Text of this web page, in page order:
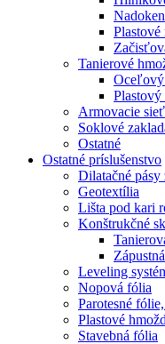
Plastové
Tanierové
Oceľový
Plastový
Armovacie
Soklové
Ostatné
Ostatné príslušenstvo
Dilatačné pásy
Geotextília
Lišta pod kari
Konštrukčné
Leveling
Nopová fólia
Parotesné
Plastové
Stavebná fólia